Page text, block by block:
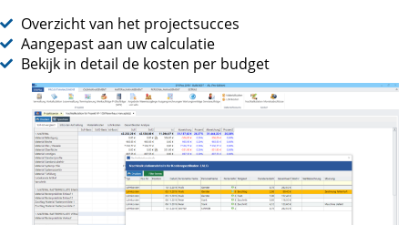
Overzicht van het projectsucces
Aangepast aan uw calculatie
Bekijk in detail de kosten per budget